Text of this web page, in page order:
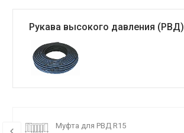
Рукава высокого давления (РВД)
Муфта для РВД R15